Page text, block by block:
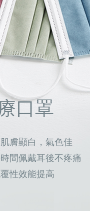
口罩
膚顯白，氣色佳
間佩戴耳後不疼痛
性效能提高